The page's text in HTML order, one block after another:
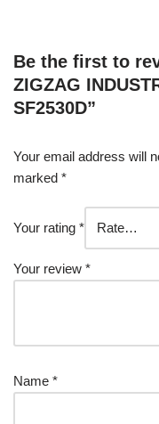
Be the first to
ZIGZAG
SF2530D”
Your email address will
marked *
Your rating *
Your review *
Name *